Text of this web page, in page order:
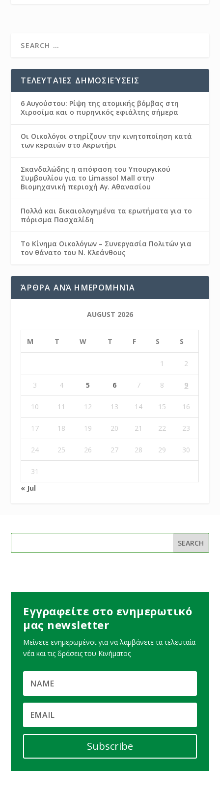
ΤΕΛΕΥΤΑΊΕΣ ΔΗΜΟΣΙΕΎΣΕΙΣ
6 Αυγούστου: Ρίψη της ατομικής βόμβας στη
Χιροσίμα και ο πυρηνικός εφιάλτης σήμερα
Οι Οικολόγοι στηρίζουν την κινητοποίηση κατά
των κεραιών στο Ακρωτήρι
Σκανδαλώδης η απόφαση του Υπουργικού
Συμβουλίου για το Limassol Mall στην
Βιομηχανική περιοχή Αγ. Αθανασίου
Πολλά και δικαιολογημένα τα ερωτήματα για το
πόρισμα Πασχαλίδη
Το Κίνημα Οικολόγων – Συνεργασία Πολιτών για
τον θάνατο του Ν. Κλεάνθους
ΆΡΘΡΑ ΑΝΆ ΗΜΕΡΟΜΗΝΊΑ
AUGUST 2026
M T W T F S S
1 2
3 4 5 6 7 8 9
10 11 12 13 14 15 16
17 18 19 20 21 22 23
24 25 26 27 28 29 30
31
« Jul
Εγγραφείτε στο ενημερωτικό
μας newsletter
Μείνετε ενημερωμένοι για να λαμβάνετε τα τελευταία
νέα και τις δράσεις του Κινήματος
Subscribe